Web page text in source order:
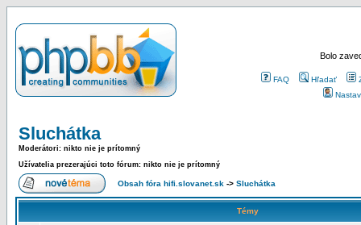
Bolo
FAQ Hľadať
Sluchátka
Moderátori: nikto nie je prítomný
Užívatelia prezerajúci toto fórum: nikto nie je prítomný
Obsah fóra hifi.slovanet.sk -> Sluchátka
Témy